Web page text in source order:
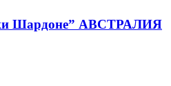
Шардоне” АВСТРАЛИЯ